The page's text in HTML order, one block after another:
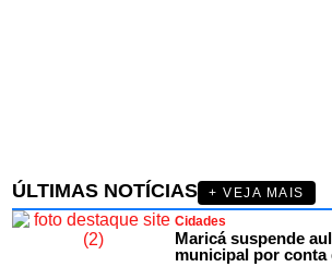
ÚLTIMAS NOTÍCIAS
+ VEJA MAIS
Cidades
Maricá suspende
municipal por conta